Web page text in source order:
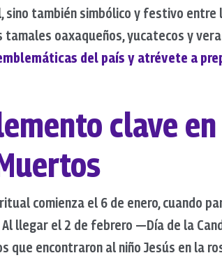
también simbólico y festivo entre
oaxaqueños, yucatecos y
del país y atrévete a
clave
comienza el 6 de enero, cuando
llegar el 2 de febrero —Día de la
que encontraron al niño Jesús en la